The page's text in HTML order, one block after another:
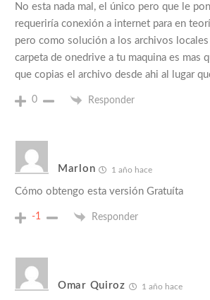
No esta nada mal, el único pero que le
requeriría conexión a internet para en
pero como solución a los archivos
carpeta de onedrive a tu maquina es mas
que copias el archivo desde ahi al lugar
0 Responder
Marlon 1 año hace
Cómo obtengo esta versión Gratuíta
-1 Responder
Omar Quiroz 1 año hace